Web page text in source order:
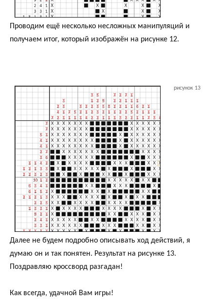
Проводим ещё несколько несложных манипуляций и
получаем итог, который изображён на рисунке 12.
рисунок 13
Далее не будем подробно описывать ход действий, я
думаю он и так понятен. Результат на рисунке 13.
Поздравляю кроссворд разгадан!
Как всегда, удачной Вам игры!